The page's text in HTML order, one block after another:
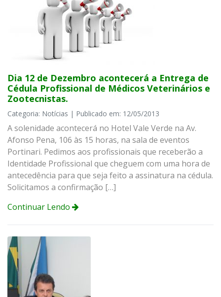
Dia 12 de Dezembro acontecerá a Entrega de
Cédula Profissional de Médicos Veterinários e
Zootecnistas.
Categoria: Notícias | Publicado em: 12/05/2013
A solenidade acontecerá no Hotel Vale Verde na Av.
Afonso Pena, 106 às 15 horas, na sala de eventos
Portinari. Pedimos aos profissionais que receberão a
Identidade Profissional que cheguem com uma hora de
antecedência para que seja feito a assinatura na cédula.
Solicitamos a confirmação […]
Continuar Lendo